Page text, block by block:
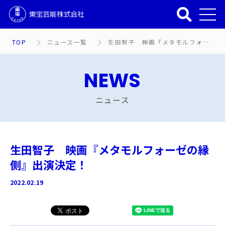
TOP ニュース一覧 生田智子 映画『メタモルフォーゼの縁側』出演決定！
NEWS
ニュース
生田智子 映画『メタモルフォーゼの縁
側』出演決定！
2022.02.19